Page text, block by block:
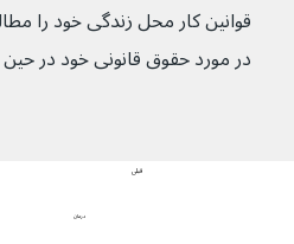
قوانین کار محل زندگی خود را
در مورد حقوق قانونی خود در
درمان
قبلی